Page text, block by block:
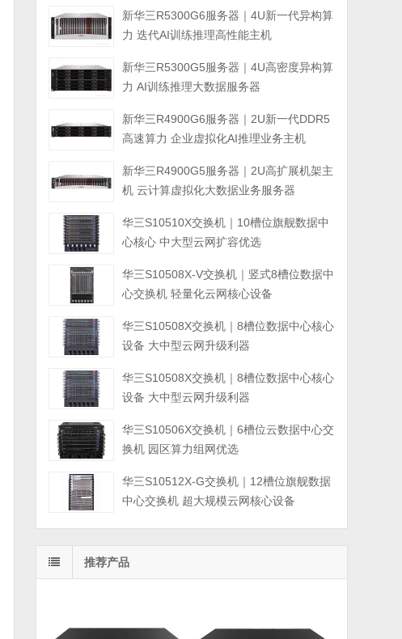
新华三R5300G6服务器｜4U新一代异构算
力 迭代AI训练推理高性能主机
新华三R5300G5服务器｜4U高密度异构算
力 AI训练推理大数据服务器
新华三R4900G6服务器｜2U新一代DDR5
高速算力 企业虚拟化AI推理业务主机
新华三R4900G5服务器｜2U高扩展机架主
机 云计算虚拟化大数据业务服务器
华三S10510X交换机｜10槽位旗舰数据中
心核心 中大型云网扩容优选
华三S10508X-V交换机｜竖式8槽位数据中
心交换机 轻量化云网核心设备
华三S10508X交换机｜8槽位数据中心核心
设备 大中型云网升级利器
华三S10508X交换机｜8槽位数据中心核心
设备 大中型云网升级利器
华三S10506X交换机｜6槽位云数据中心交
换机 园区算力组网优选
华三S10512X-G交换机｜12槽位旗舰数据
中心交换机 超大规模云网核心设备
推荐产品